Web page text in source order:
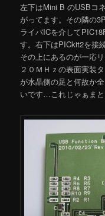
左下はMini B のUSBコ
がってます。その隣の
ライバICを介して
す。右下はPICkit2を接
その上にあるのが一応
２０ＭＨｚの表面実装
が水晶側の足と何故か
いです…これじゃぁま